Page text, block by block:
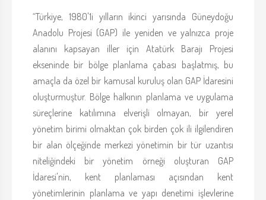
“Türkiye, 1980'1i yılların ikinci yarısında Güneydoğu
Anadolu Projesi (GAP) ile yeniden ve yalnızca proje
alanını kapsayan iller için Atatürk Barajı Projesi
ekseninde bir bölge planlama çabası başlatmış, bu
amaçla da özel bir kamusal kuruluş olan GAP İdaresini
oluşturmuştur. Bölge halkının planlama ve uygulama
süreçlerine katılımına elverişli olmayan, bir yerel
yönetim birimi olmaktan çok birden çok ili ilgilendiren
bir alan ölçeğinde merkezi yönetimin bir tür uzantısı
niteliğindeki bir yönetim örneği oluşturan GAP
İdaresi'nin, kent planlaması açısından kent
yönetimlerinin planlama ve yapı denetimi işlevlerine